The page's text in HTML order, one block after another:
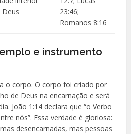
Deus
23:46;
Romanos 8:16
e instrumento
o corpo. O corpo foi criado por
de Deus na encarnação e será
João 1:14 declara que “o Verbo
nós”. Essa verdade é gloriosa:
desencarnadas, mas pessoas